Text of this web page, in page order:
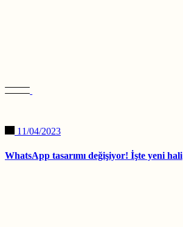
11/04/2023
WhatsApp tasarımı değişiyor! İşte yeni hali